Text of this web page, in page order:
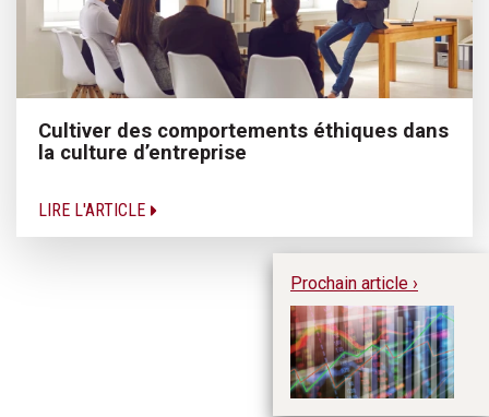
Cultiver des comportements éthiques dans
la culture d’entreprise
LIRE L'ARTICLE
Prochain article ›